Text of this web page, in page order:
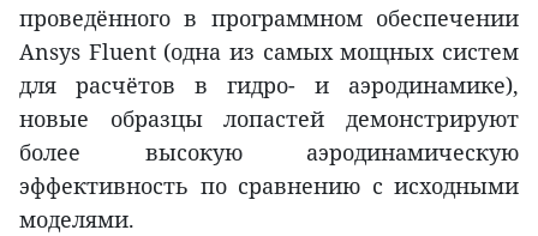
проведённого в программном обеспечении
Ansys Fluent (одна из самых мощных систем
для расчётов в гидро- и аэродинамике),
новые образцы лопастей демонстрируют
более высокую аэродинамическую
эффективность по сравнению с исходными
моделями.